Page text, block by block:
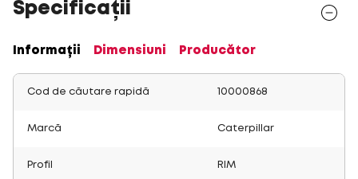
Specificații
Informații Dimensiuni Producător
Cod de căutare rapidă 10000868
Marcă Caterpillar
Profil RIM